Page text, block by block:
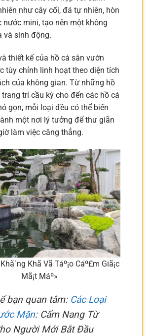
như cây cối, đá tự nhiên, hòn
nước mini, tạo nên một không
và sinh động.
thiết kế của hồ cá sân vườn
tùy chỉnh linh hoạt theo diện tích
của không gian. Từ những hồ
trí cầu kỳ cho đến các hồ cá
gọn, mỗi loại đều có thể biến
một nơi lý tưởng để thư giãn
làm việc căng thẳng.
Khã´ng Khã­ Vã Táº¡o Cáº£m Giã¡c
Mã¡t Máº»
bạn quan tâm: Các Loại
Mặn: Cẩm Nang Từ
Người Mới Bắt Đầu